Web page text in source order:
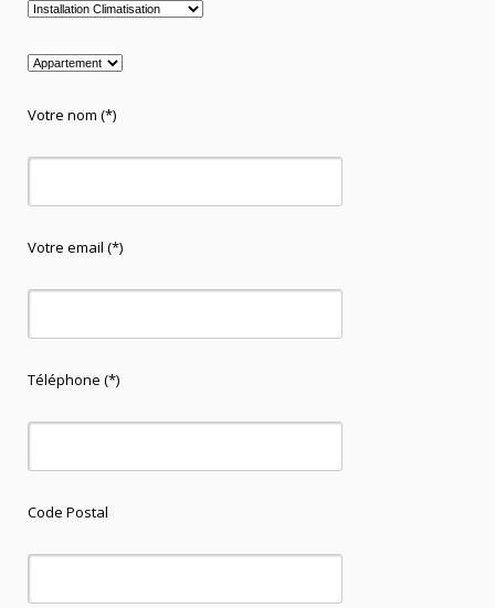
Votre nom (*)
Votre email (*)
Téléphone (*)
Code Postal